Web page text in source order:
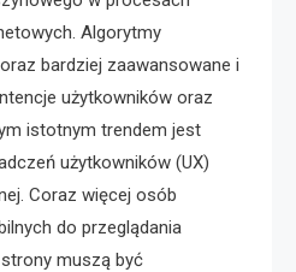
Algorytmy
bardziej zaawansowane i
użytkowników oraz
istotnym trendem jest
użytkowników (UX)
Coraz więcej osób
do przeglądania
muszą być